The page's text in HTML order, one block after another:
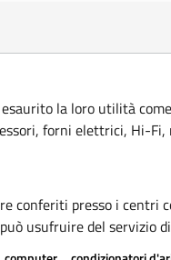
la loro utilità
forni elettrici, Hi-
conferiti presso i
usufruire del servizio